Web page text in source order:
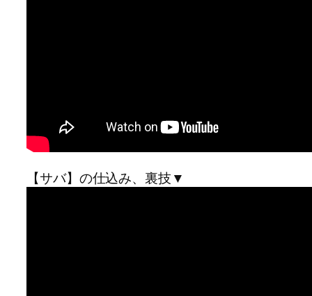
【サバ】の仕込み、裏技▼